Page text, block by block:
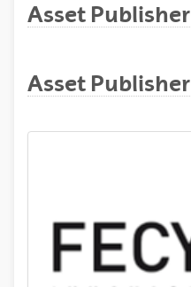
Asset Publisher
Asset Publisher